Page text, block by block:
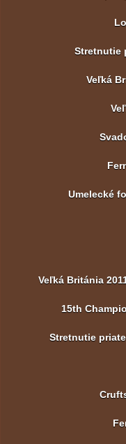
Stretnutie
Veľká
Umelecké
Veľká Británia
15th
Stretnutie